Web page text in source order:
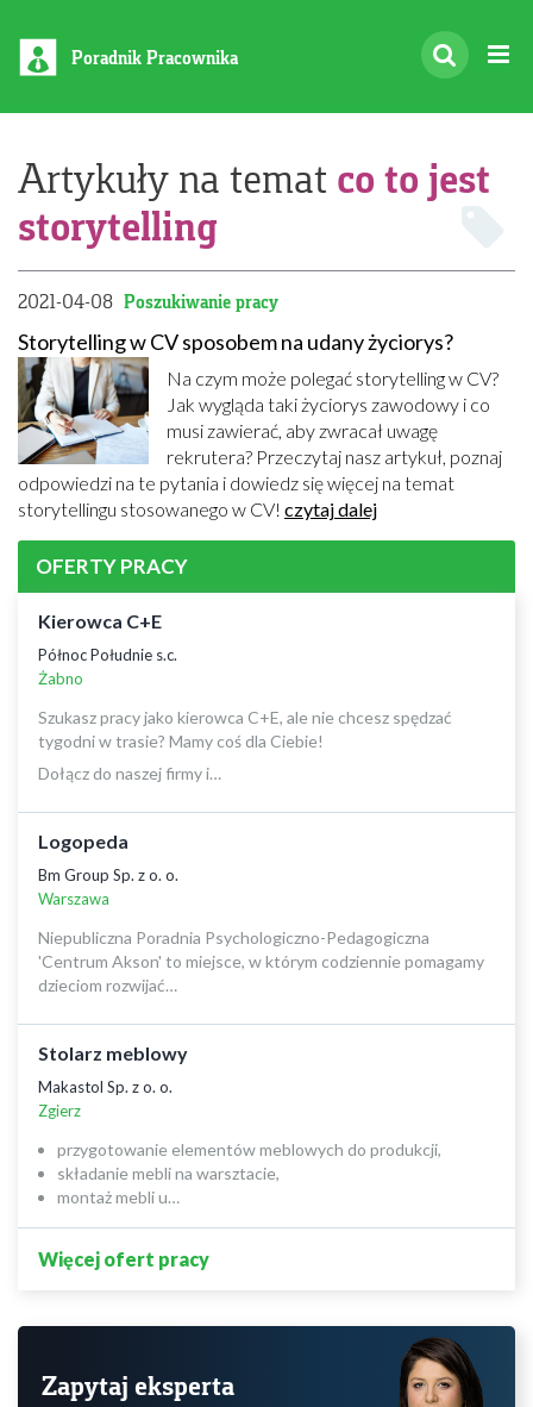
Poradnik Pracownika
Artykuły na temat co to jest
storytelling
2021-04-08 Poszukiwanie pracy
Storytelling w CV sposobem na udany życiorys?
Na czym może polegać storytelling w CV?
Jak wygląda taki życiorys zawodowy i co
musi zawierać, aby zwracał uwagę
rekrutera? Przeczytaj nasz artykuł, poznaj
odpowiedzi na te pytania i dowiedz się więcej na temat
storytellingu stosowanego w CV! czytaj dalej
OFERTY PRACY
Kierowca C+E
Północ Południe s.c.
Żabno
Szukasz pracy jako kierowca C+E, ale nie chcesz spędzać
tygodni w trasie? Mamy coś dla Ciebie!
Dołącz do naszej firmy i…
Logopeda
Bm Group Sp. z o. o.
Warszawa
Niepubliczna Poradnia Psychologiczno-Pedagogiczna
'Centrum Akson' to miejsce, w którym codziennie pomagamy
dzieciom rozwijać…
Stolarz meblowy
Makastol Sp. z o. o.
Zgierz
przygotowanie elementów meblowych do produkcji,
składanie mebli na warsztacie,
montaż mebli u…
Więcej ofert pracy
Zapytaj eksperta